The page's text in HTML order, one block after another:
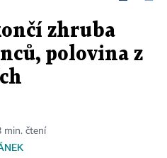
zhruba
polovina z
min. čtení